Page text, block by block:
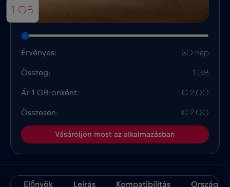
1 GB
Érvényes: 30 nap
Összeg: 1 GB
Ár 1 GB-onként: € 2,00
Összesen: € 2.00
Vásároljon most az alkalmazásban
Előnyök Leírás Kompatibilitás Ország